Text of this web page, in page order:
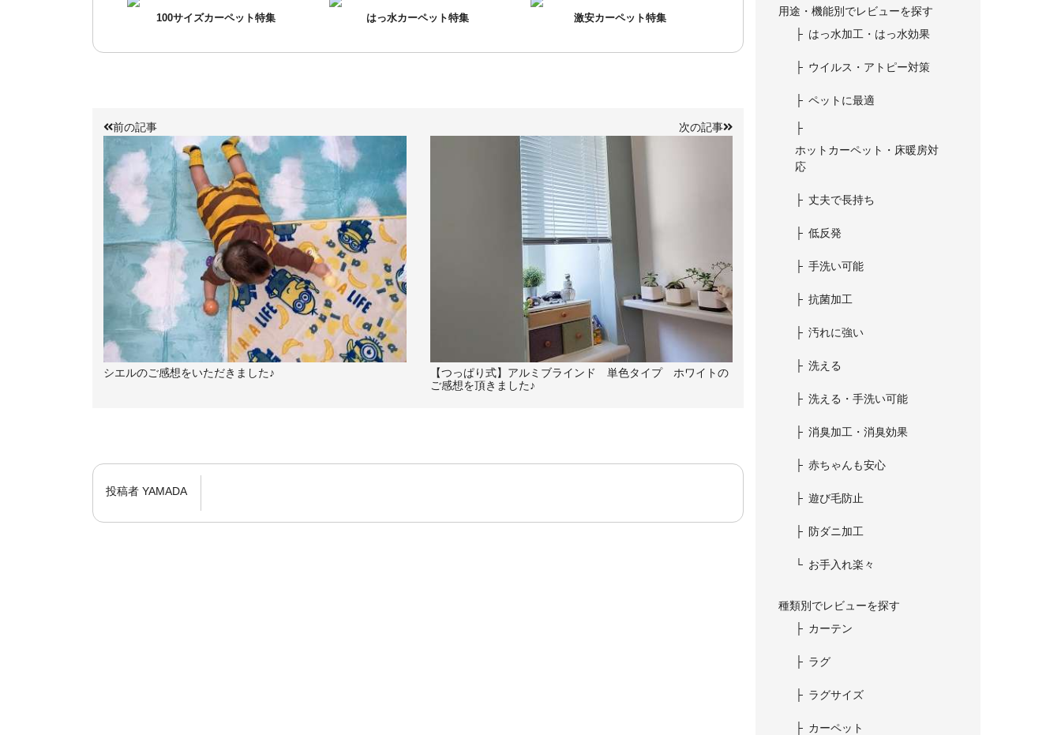
100サイズカーペット特集 はっ水カーペット特集 激安カーペット特集
前の記事
シエルのご感想をいただきました♪
次の記事
【つっぱり式】アルミブラインド 単色タイプ ホワイトの
ご感想を頂きました♪
投稿者 YAMADA
用途・機能別でレビューを探す
はっ水加工・はっ水効果
ウイルス・アトピー対策
ペットに最適
ホットカーペット・床暖房対
応
丈夫で長持ち
低反発
手洗い可能
抗菌加工
汚れに強い
洗える
洗える・手洗い可能
消臭加工・消臭効果
赤ちゃんも安心
遊び毛防止
防ダニ加工
お手入れ楽々
種類別でレビューを探す
カーテン
ラグ
ラグサイズ
カーペット